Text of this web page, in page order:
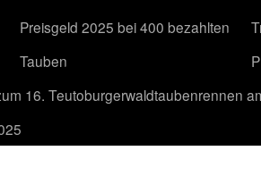
Preisgeld 2025 bei 400 bezahlten
Tauben
16. Teutoburgerwaldtaubenrennen